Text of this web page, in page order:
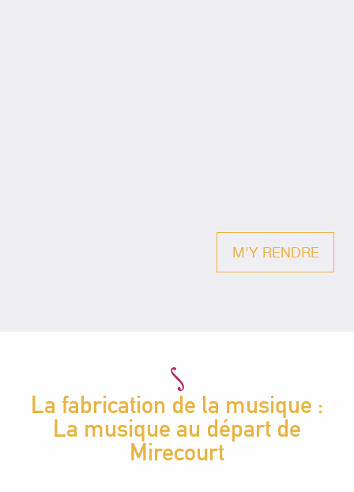
M'Y RENDRE
La fabrication de la musique :
La musique au départ de
Mirecourt